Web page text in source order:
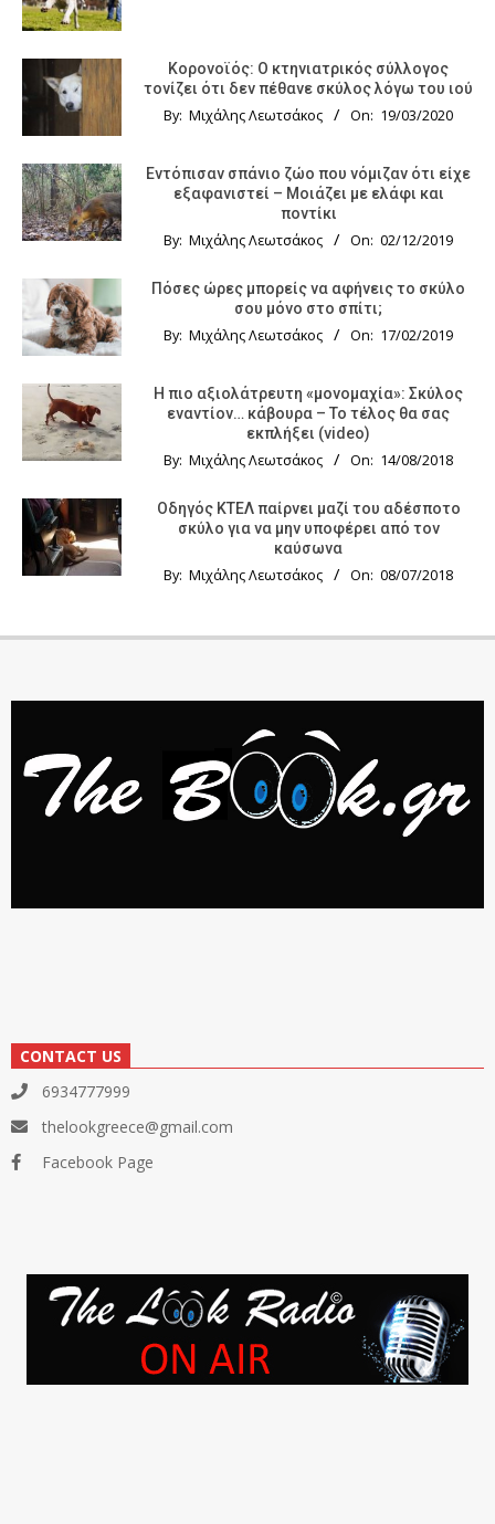
Κορονοϊός: Ο κτηνιατρικός σύλλογος
τονίζει ότι δεν πέθανε σκύλος λόγω του ιού
By: Μιχάλης Λεωτσάκος On: 19/03/2020
Εντόπισαν σπάνιο ζώο που νόμιζαν ότι είχε
εξαφανιστεί – Μοιάζει με ελάφι και
ποντίκι
By: Μιχάλης Λεωτσάκος On: 02/12/2019
Πόσες ώρες μπορείς να αφήνεις το σκύλο
σου μόνο στο σπίτι;
By: Μιχάλης Λεωτσάκος On: 17/02/2019
Η πιο αξιολάτρευτη «μονομαχία»: Σκύλος
εναντίον… κάβουρα – Το τέλος θα σας
εκπλήξει (video)
By: Μιχάλης Λεωτσάκος On: 14/08/2018
Οδηγός KTΕΛ παίρνει μαζί του αδέσποτο
σκύλο για να μην υποφέρει από τον
καύσωνα
By: Μιχάλης Λεωτσάκος On: 08/07/2018
CONTACT US
6934777999
thelookgreece@gmail.com
Facebook Page